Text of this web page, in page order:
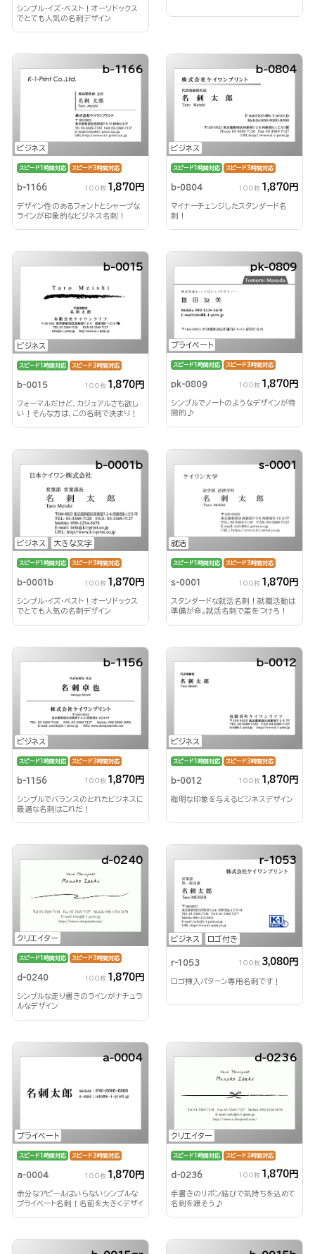
シンプル・イズ・ベスト！オーソドックス
でとても人気の名刺デザイン
ビジネス
b-1166
スピード1時間対応 スピード3時間対応
b-1166 100枚 1,870円
デザイン性のあるフォントとシャープな
ラインが印象的なビジネス名刺！
ビジネス
b-0804
スピード1時間対応 スピード3時間対応
b-0804 100枚 1,870円
マイナーチェンジしたスタンダード名
刺！
ビジネス
b-0015
スピード1時間対応 スピード3時間対応
b-0015 100枚 1,870円
フォーマルだけど、カジュアルさも欲し
い！そんな方は、この名刺で決まり！
プライベート
pk-0809
スピード1時間対応 スピード3時間対応
pk-0809 100枚 1,870円
シンプルでノートのようなデザインが特
徴的♪
ビジネス 大きな文字
b-0001b
スピード1時間対応 スピード3時間対応
b-0001b 100枚 1,870円
シンプル・イズ・ベスト！オーソドックス
でとても人気の名刺デザイン
就活
s-0001
スピード1時間対応 スピード3時間対応
s-0001 100枚 1,870円
スタンダードな就活名刺！就職活動は
準備が命。就活名刺で差をつけろ！
ビジネス
b-1156
スピード1時間対応 スピード3時間対応
b-1156 100枚 1,870円
シンプルでバランスのとれたビジネスに
最適な名刺はこれだ！
ビジネス
b-0012
スピード1時間対応 スピード3時間対応
b-0012 100枚 1,870円
聡明な印象を与えるビジネスデザイン
クリエイター
d-0240
スピード1時間対応 スピード3時間対応
d-0240 100枚 1,870円
シンプルな走り書きのラインがナチュラ
ルなデザイン
ビジネス ロゴ付き
r-1053
r-1053 100枚 3,080円
ロゴ挿入パターン専用名刺です！
プライベート
a-0004
スピード1時間対応 スピード3時間対応
a-0004 100枚 1,870円
余分なアピールはいらないシンプルな
プライベート名刺！名前を大きくデザイ
クリエイター
d-0236
スピード1時間対応 スピード3時間対応
d-0236 100枚 1,870円
手書きのリボン結びで気持ちを込めて
名刺を渡そう♪